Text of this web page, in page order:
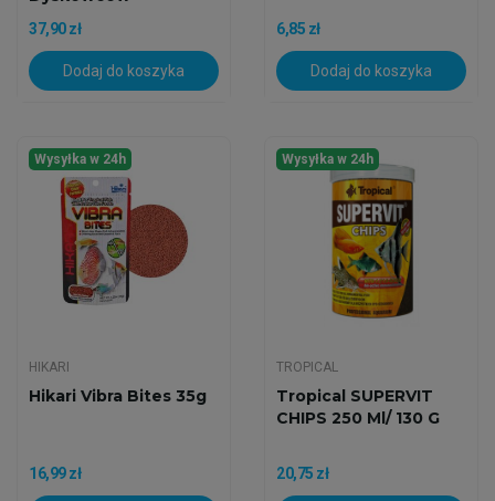
37,90 zł
Dodaj do koszyka
6,85 zł
Dodaj do koszyka
Wysyłka w 24h
HIKARI
Hikari Vibra Bites 35g
16,99 zł
Wysyłka w 24h
TROPICAL
Tropical SUPERVIT
CHIPS 250 Ml/ 130 G
20,75 zł